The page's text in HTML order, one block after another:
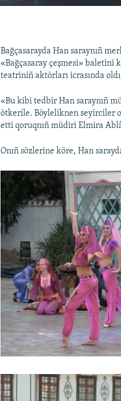
Bağçasarayda Han saraynıñ
«Bağçasaray çeşmesi» baletini
teatriniñ aktörları icrasında
«Bu kibi tedbir Han saraynıñ
ötkerile. Böyleliknen seyirciler
etti qoruqnıñ müdiri Elmira
Onıñ sözlerine köre, Han